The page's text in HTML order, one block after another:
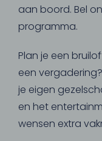
aan boord. Bel
programma.
Plan je een
een
je eigen
en het
wensen extra